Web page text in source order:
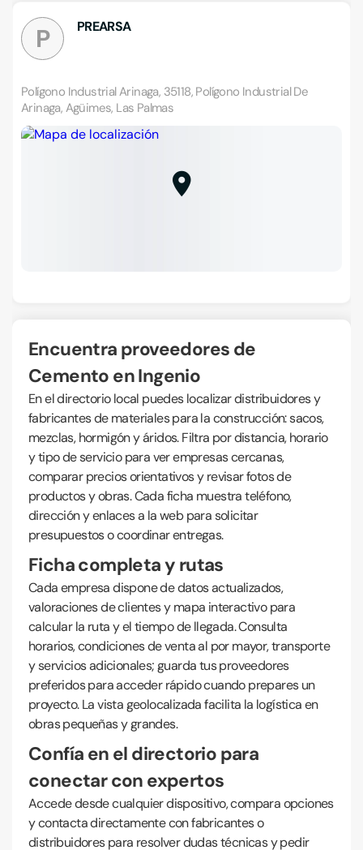
P PREARSA
Polígono Industrial Arinaga, 35118, Polígono Industrial De
Arinaga, Agüimes, Las Palmas
Encuentra proveedores de
Cemento en Ingenio
En el directorio local puedes localizar distribuidores y
fabricantes de materiales para la construcción: sacos,
mezclas, hormigón y áridos. Filtra por distancia, horario
y tipo de servicio para ver empresas cercanas,
comparar precios orientativos y revisar fotos de
productos y obras. Cada ficha muestra teléfono,
dirección y enlaces a la web para solicitar
presupuestos o coordinar entregas.
Ficha completa y rutas
Cada empresa dispone de datos actualizados,
valoraciones de clientes y mapa interactivo para
calcular la ruta y el tiempo de llegada. Consulta
horarios, condiciones de venta al por mayor, transporte
y servicios adicionales; guarda tus proveedores
preferidos para acceder rápido cuando prepares un
proyecto. La vista geolocalizada facilita la logística en
obras pequeñas y grandes.
Confía en el directorio para
conectar con expertos
Accede desde cualquier dispositivo, compara opciones
y contacta directamente con fabricantes o
distribuidores para resolver dudas técnicas y pedir